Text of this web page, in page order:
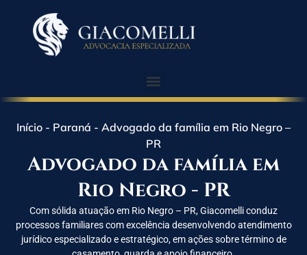
Início - Paraná - Advogado da família em Rio Negro –
PR
Advogado da família em
Rio Negro - PR
Com sólida atuação em Rio Negro – PR, Giacomelli conduz
processos familiares com excelência desenvolvendo atendimento
jurídico especializado e estratégico, em ações sobre término de